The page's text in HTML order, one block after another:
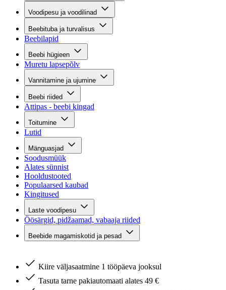
Voodipesu ja voodilinad
Beebituba ja turvalisus
Beebilapid
Beebi hügieen
Muretu lapsepõlv
Vannitamine ja ujumine
Beebi riided
Attipas - beebi kingad
Toitumine
Lutid
Mänguasjad
Soodusmüük
Alates sünnist
Hooldustooted
Populaarsed kaubad
Kingitused
Laste voodipesu
Öösärgid, pidžaamad, vabaaja riided
Beebide magamiskotid ja pesad
Kiire väljasaatmine 1 tööpäeva jooksul
Tasuta tarne pakiautomaati alates 49 €